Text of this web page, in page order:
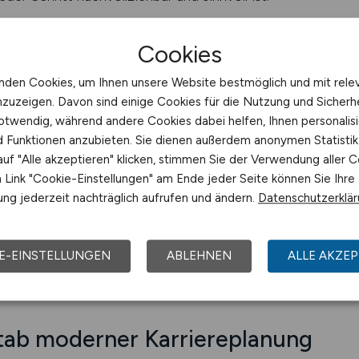
– die Grundlage
jedes System ins Wanken. Das gilt für globale
LOGISTIKPLATZ.DE schafft Transparenz, wo
direkt an das ausschreibende Unternehmen
der Prozess nachvollziehbar und kontrollierbar.
wissen, dass sie authentische Bewerbungen
die die Grundlage erfolgreicher Logistikprozesse
und baut damit Brücken zwischen Fachkräften
und auf Augenhöhe. Sie gleicht einem
zur richtigen Zeit am richtigen Ort ankommen.
funktioniert wie die Logistiksteuerung, die ihn
moderner Karriereplanung
Cookies
Cookies, um Ihnen unsere Website bestmöglich und mit
Davon sind einige Cookies für die Nutzung und
während andere Cookies dabei helfen, Ihnen
Funktionen anzubieten. Sie dienen außerdem anonymen
"Alle akzeptieren" klicken, stimmen Sie der Verwendung aller
"Cookie-Einstellungen" am Ende jeder Seite können Sie Ihre
jederzeit nachträglich aufrufen und ändern.
EINSTELLUNGEN ABLEHNEN ALLE